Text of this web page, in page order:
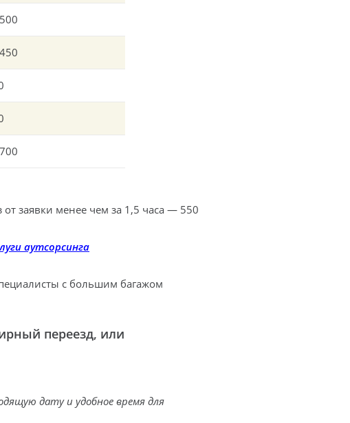
заявки менее чем за 1,5 часа — 550
аутсорсинга
с большим багажом
переезд, или
дату и удобное время для